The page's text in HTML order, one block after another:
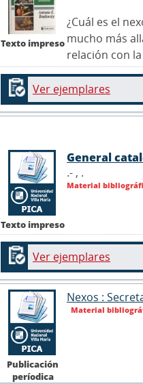
Texto impreso
¿Cuál es el
mucho más
relación con
Ver ejemplares
Texto impreso
General
.- , .
Material
Ver ejemplares
Publicación
períodica
Nexos :
Material